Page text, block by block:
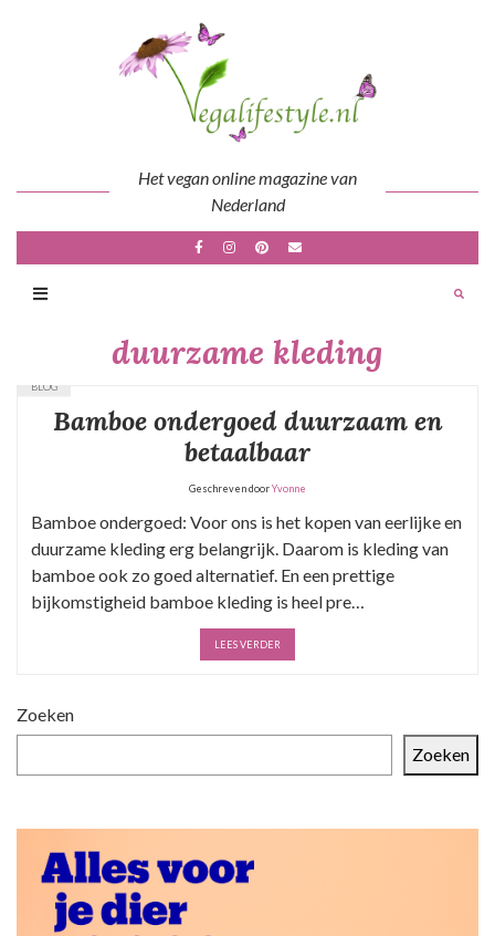
Het vegan online magazine van
Nederland
duurzame kleding
BLOG
Bamboe ondergoed duurzaam en
betaalbaar
Geschreven doorYvonne
Bamboe ondergoed: Voor ons is het kopen van eerlijke en
duurzame kleding erg belangrijk. Daarom is kleding van
bamboe ook zo goed alternatief. En een prettige
bijkomstigheid bamboe kleding is heel pre…
LEES VERDER
Zoeken
Zoeken